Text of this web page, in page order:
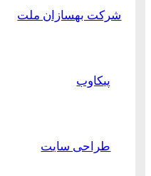
شرکت بهسازان ملت
پیکاوب
طراحی سایت